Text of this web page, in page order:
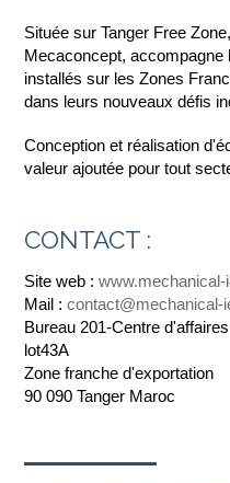
Située sur Tanger Free
Mecaconcept, accompagne
installés sur les Zones
dans leurs nouveaux défis
Conception et réalisation
valeur ajoutée pour tout
CONTACT :
Site web : www.mechanical-
Mail :contact@mechanical-
Bureau 201-Centre
lot43A
Zone franche d'exportation
90 090 Tanger Maroc